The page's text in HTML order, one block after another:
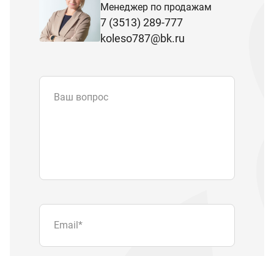
Менеджер по продажам
7 (3513) 289-777
koleso787@bk.ru
Ваш вопрос